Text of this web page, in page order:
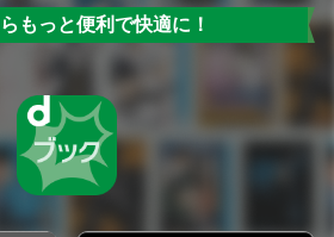
もっと便利で快適に！